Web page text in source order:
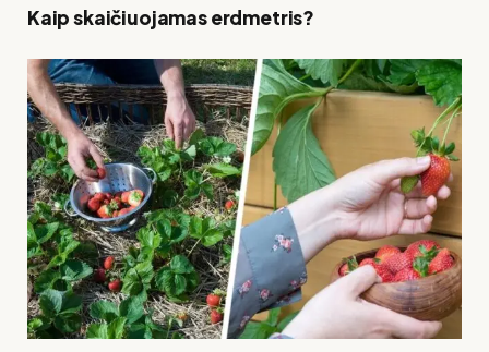
Kaip skaičiuojamas erdmetris?